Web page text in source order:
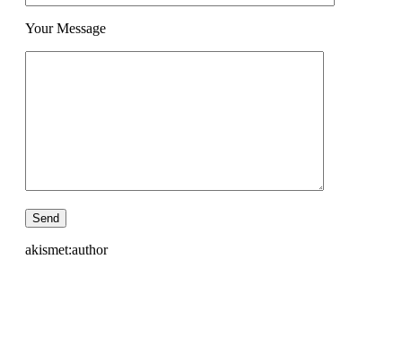
Your Message
akismet:author